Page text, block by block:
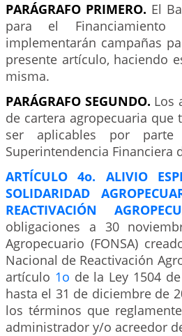
PARÁGRAFO PRIMERO. El
para el Financiamiento
implementarán campañas
presente artículo, haciendo
misma.
PARÁGRAFO SEGUNDO. Los
de cartera agropecuaria
ser aplicables por
Superintendencia Financiera
ARTÍCULO 4o. ALIVIO
SOLIDARIDAD
REACTIVACIÓN
obligaciones a 30
Agropecuario (FONSA)
Nacional de Reactivación
artículo 1o de la Ley 1504
hasta el 31 de diciembre de
los términos que
administrador y/o acreedor